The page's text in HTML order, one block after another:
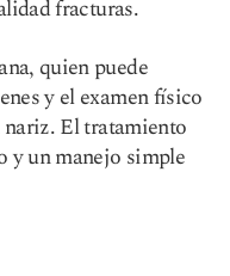
fracturas.
quien puede
y el examen físico
El tratamiento
y un manejo simple